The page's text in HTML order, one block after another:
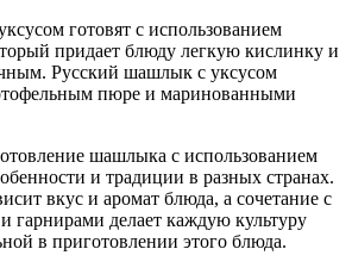
готовят с использованием
придает блюду легкую кислинку и
Русский шашлык с уксусом
пюре и маринованными
шашлыка с использованием
и традиции в разных странах.
вкус и аромат блюда, а сочетание с
гарнирами делает каждую культуру
в приготовлении этого блюда.